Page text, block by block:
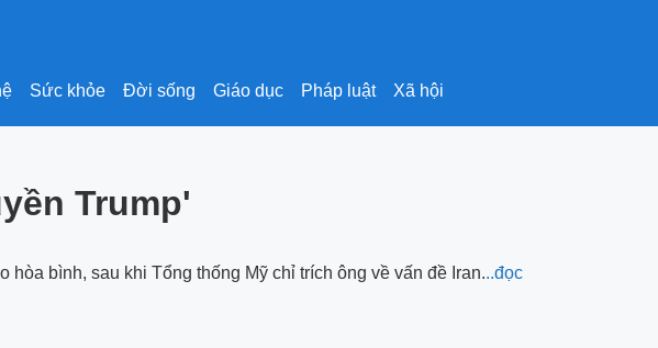
Sức khỏe Đời sống Giáo dục Pháp luật Xã hội
Trump'
bình, sau khi Tổng thống Mỹ chỉ trích ông về vấn đề Iran...đọc